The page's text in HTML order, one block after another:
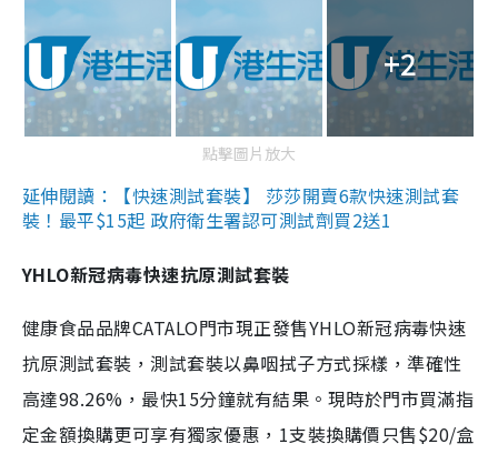
+2
點擊圖片放大
延伸閱讀：【快速測試套裝】 莎莎開賣6款快速測試套
裝！最平$15起 政府衛生署認可測試劑買2送1
YHLO新冠病毒快速抗原測試套裝
健康食品品牌CATALO門市現正發售YHLO新冠病毒快速
抗原測試套裝，測試套裝以鼻咽拭子方式採樣，準確性
高達98.26%，最快15分鐘就有結果。現時於門市買滿指
定金額換購更可享有獨家優惠，1支裝換購價只售$20/盒